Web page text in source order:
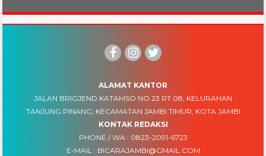
ALAMAT KANTOR
JALAN BRIGJEND KATAMSO NO.23 RT.08, KELURAHAN
TANJUNG PINANG, KECAMATAN JAMBI TIMUR, KOTA JAMBI
KONTAK REDAKSI
PHONE / WA : 0823-2091-6723
E-MAIL : BICARAJAMBI@GMAIL.COM